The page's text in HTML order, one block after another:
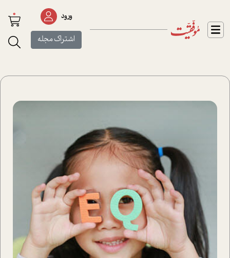
ورود
اشتراک مجله
0